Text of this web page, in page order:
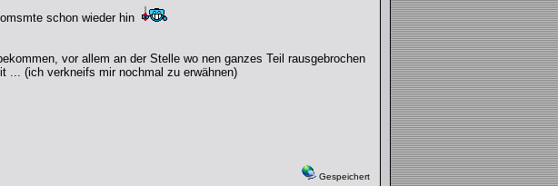
schon wieder hin
vor allem an der Stelle wo nen ganzes Teil rausgebrochen
... (ich verkneifs mir nochmal zu erwähnen)
Gespeichert